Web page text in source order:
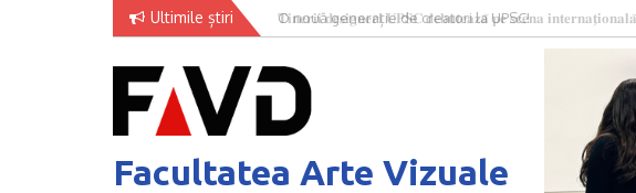
Ultimile știri O nouă generație de creatori la UPSC!
Facultatea Arte Vizuale